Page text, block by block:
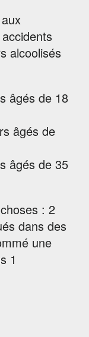
alcoolisés
âgés de 18
âgés de
âgés de 35
: 2
dans des
une
1